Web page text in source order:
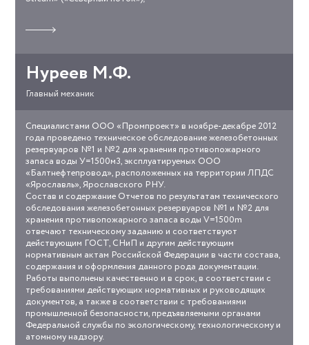
работе
Нуреев М.Ф.
Главный механик
baltnefteprovod.jpg
Специалистами ООО «Промпроект» в ноябре-декабре 2012
года проведено техническое обследование железобетонных
резервуаров №1 и №2 для хранения противопожарного
запаса воды У=1500м3, эксплуатируемых ООО
«Балтнефтепровод», расположенных на территории ЛПДС
«Ярославль», Ярославского РНУ.
Состав и содержание Отчетов по результатам технического
обследования железобетонных резервуаров №1 и №2 для
хранения противопожарного запаса воды V=1500m
отвечают техническому заданию и соответствуют
действующим ГОСТ, СНиП и другим действующим
нормативным актам Российской Федерации в части состава,
содержания и оформления данного рода документации.
Работы выполнены качественно и в срок, в соответствии с
требованиями действующих нормативных и руководящих
документов, а также в соответствии с требованиями
промышленной безопасности, предъявляемыми органами
Федеральной службы по экологическому, технологическому и
атомному надзору.